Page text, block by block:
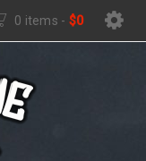
0 items - $0